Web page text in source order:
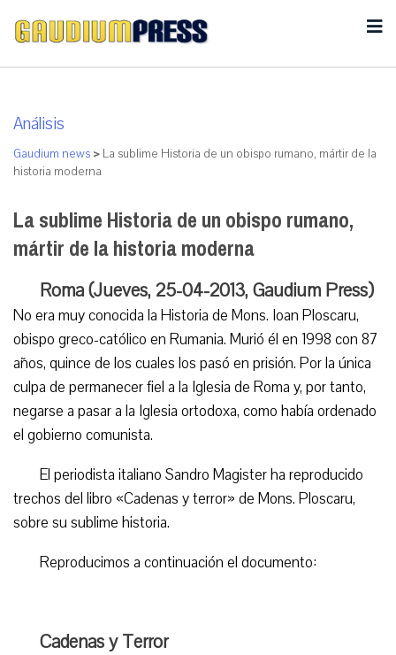
Análisis
Gaudium news > La sublime Historia de un obispo rumano, mártir de la
historia moderna
La sublime Historia de un obispo rumano,
mártir de la historia moderna
Roma (Jueves, 25-04-2013, Gaudium Press)
No era muy conocida la Historia de Mons. Ioan Ploscaru,
obispo greco-católico en Rumania. Murió él en 1998 con 87
años, quince de los cuales los pasó en prisión. Por la única
culpa de permanecer fiel a la Iglesia de Roma y, por tanto,
negarse a pasar a la Iglesia ortodoxa, como había ordenado
el gobierno comunista.
El periodista italiano Sandro Magister ha reproducido
trechos del libro «Cadenas y terror» de Mons. Ploscaru,
sobre su sublime historia.
Reproducimos a continuación el documento:
Cadenas y Terror